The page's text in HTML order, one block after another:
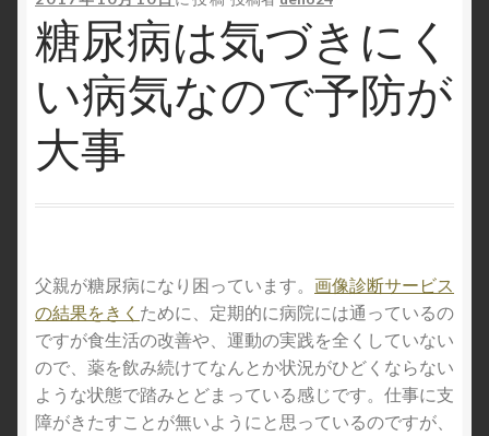
ス
キ
ッ
プ
ッ
プ
人参を食べて病気を撃退する
人生初の検査入院・肝生検
定期検診後の指摘は素直に受けましょう
病院のお見舞いに食べ物は厳禁！
花粉症の対策について
風邪予防としてマスクはとても大事です
糖尿病は気づきにく
い病気なので予防が
大事
父親が糖尿病になり困っています。 画像診断サービス
の結果をきく ために、定期的に病院には通っているの
ですが食生活の改善や、運動の実践を全くしていない
ので、薬を飲み続けてなんとか状況がひどくならない
ような状態で踏みとどまっている感じです。仕事に支
障がきたすことが無いようにと思っているのですが、